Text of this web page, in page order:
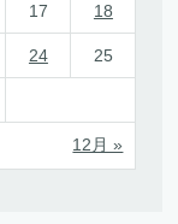
12月 »
17 18
24 25